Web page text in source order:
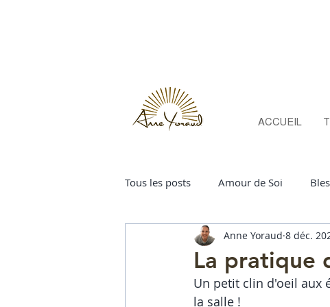
ACCUEIL
Tous les posts Amour de Soi
La pratique du yoga
changerdevieà49ans
La pratique
Anne Yoraud 8 déc.
Un petit clin d'oeil aux
la salle !